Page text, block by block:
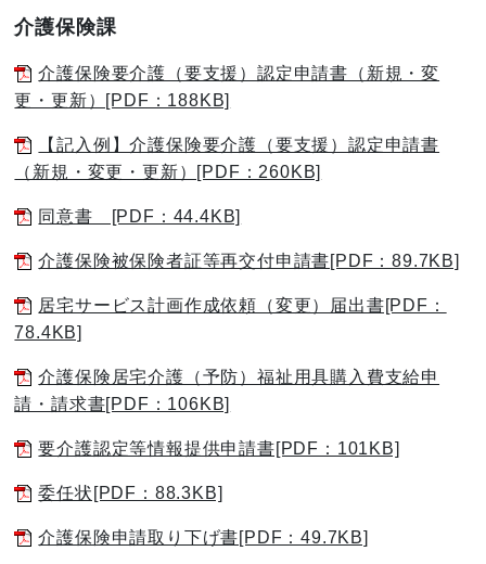
介護保険課
介護保険要介護（要支援）認定申請書（新規・変
更・更新）[PDF：188KB]
【記入例】介護保険要介護（要支援）認定申請書
（新規・変更・更新）[PDF：260KB]
同意書 [PDF：44.4KB]
介護保険被保険者証等再交付申請書[PDF：89.7KB]
居宅サービス計画作成依頼（変更）届出書[PDF：
78.4KB]
介護保険居宅介護（予防）福祉用具購入費支給申
請・請求書[PDF：106KB]
要介護認定等情報提供申請書[PDF：101KB]
委任状[PDF：88.3KB]
介護保険申請取り下げ書[PDF：49.7KB]